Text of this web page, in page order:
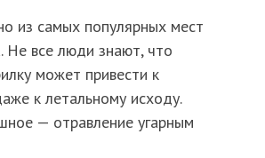
из самых популярных мест
Не все люди знают, что
может привести к
к летальному исходу.
— отравление угарным